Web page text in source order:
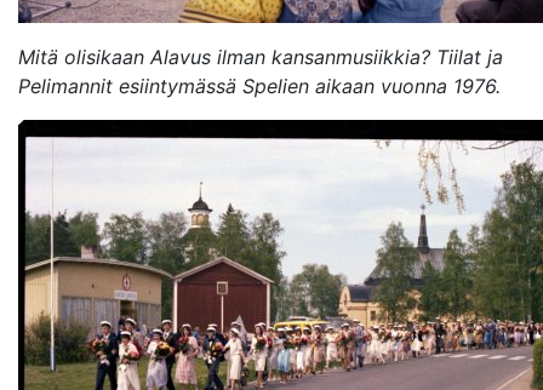
Mitä olisikaan Alavus ilman kansanmusiikkia? Tiilat ja
Pelimannit esiintymässä Spelien aikaan vuonna 1976.